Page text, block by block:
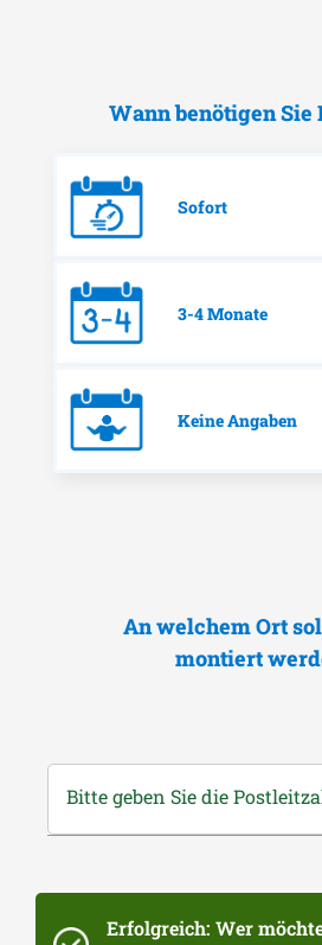
Wann benötigen Sie
Sofort
3-4 Monate
Keine Angaben
An welchem Ort
montiert
Bitte geben Sie die
Erfolgreich: Wer